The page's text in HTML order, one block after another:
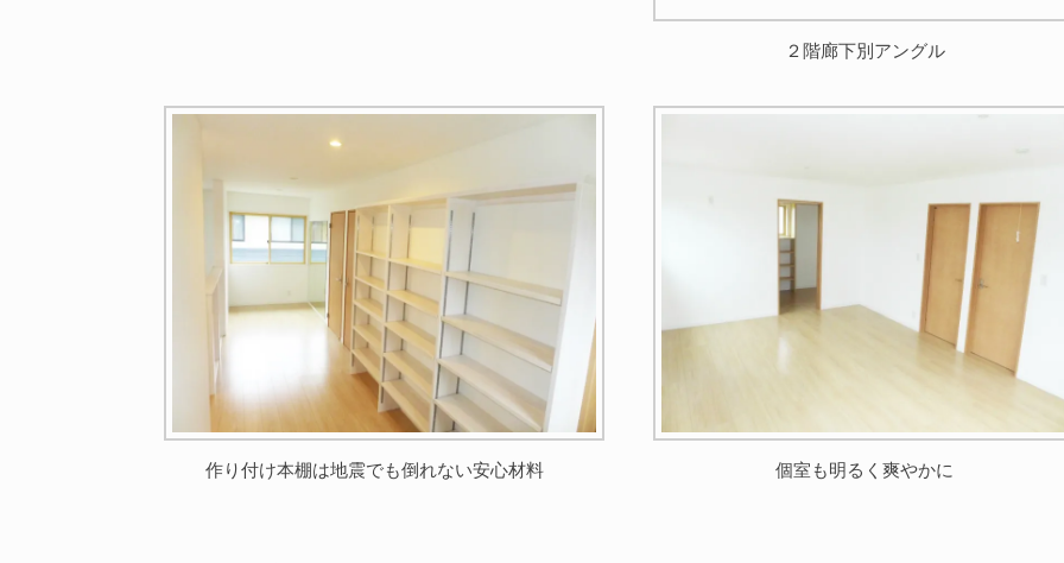
作り付け本棚は地震でも倒れない安心材料 個室も明るく爽やかに
関連する建築実例